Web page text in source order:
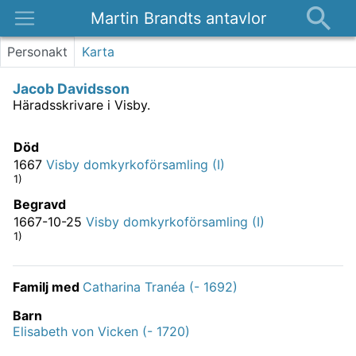
Martin Brandts antavlor
Platser
Om
Personakt Karta
Jacob Davidsson
Häradsskrivare i Visby.
Död
1667 Visby domkyrkoförsamling (I)
1)
Begravd
1667-10-25 Visby domkyrkoförsamling (I)
1)
Familj med Catharina Tranéa (- 1692)
Barn
Elisabeth von Vicken (- 1720)